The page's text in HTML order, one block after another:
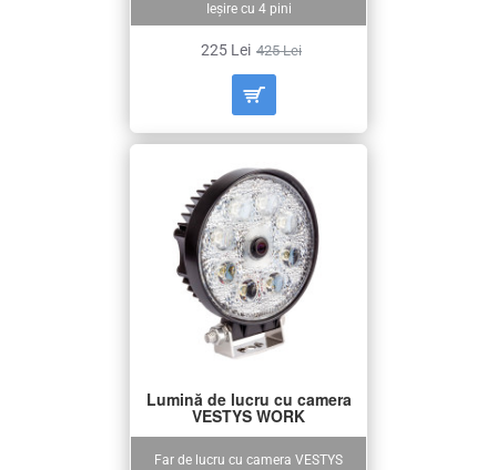
Ieșire cu 4 pini
225 Lei 425 Lei
Far de lucru cu camera VESTYS
Lumină de lucru cu camera
VESTYS WORK